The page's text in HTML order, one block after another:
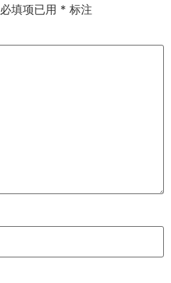
必填项已用 * 标注